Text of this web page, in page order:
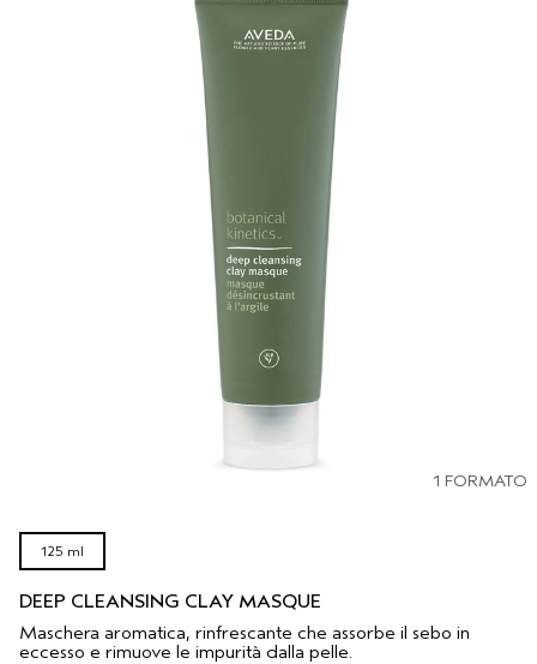
1 FORMATO
125 ml
DEEP CLEANSING CLAY MASQUE
Maschera aromatica, rinfrescante che assorbe il sebo in
eccesso e rimuove le impurità dalla pelle.